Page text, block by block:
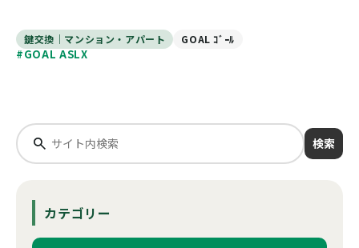
鍵交換｜マンション・アパート GOAL ｺﾞｰﾙ
#GOAL ASLX
検索
カテゴリー